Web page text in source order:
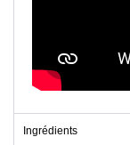
Ingrédients